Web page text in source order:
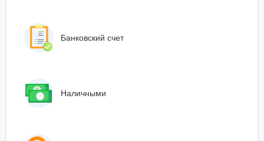
Банковский счет
Наличными